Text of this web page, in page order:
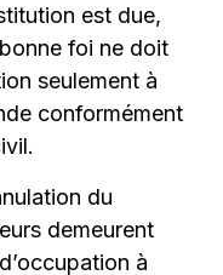
est due,
foi ne doit
seulement à
conformément
du
demeurent
à